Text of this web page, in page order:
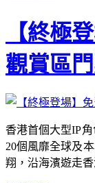
【終極
觀賞區
香港首個大型IP角
20個風靡全球及
翔，沿海濱遊走